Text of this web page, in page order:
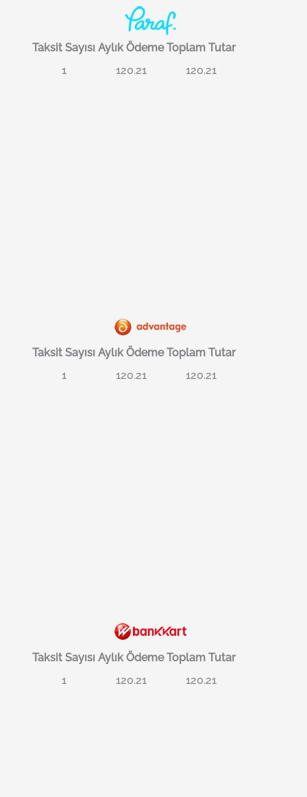
Taksit Sayısı Aylık Ödeme Toplam Tutar
1
120.21 120.21
Taksit Sayısı Aylık Ödeme Toplam Tutar
1
120.21 120.21
Taksit Sayısı Aylık Ödeme Toplam Tutar
1
120.21 120.21